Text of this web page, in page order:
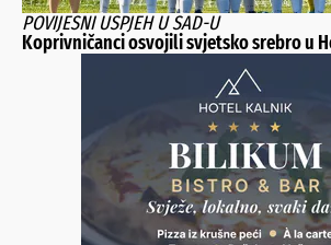
POVIJESNI USPJEH U SAD-U
Koprivničanci osvojili svjetsko srebro u